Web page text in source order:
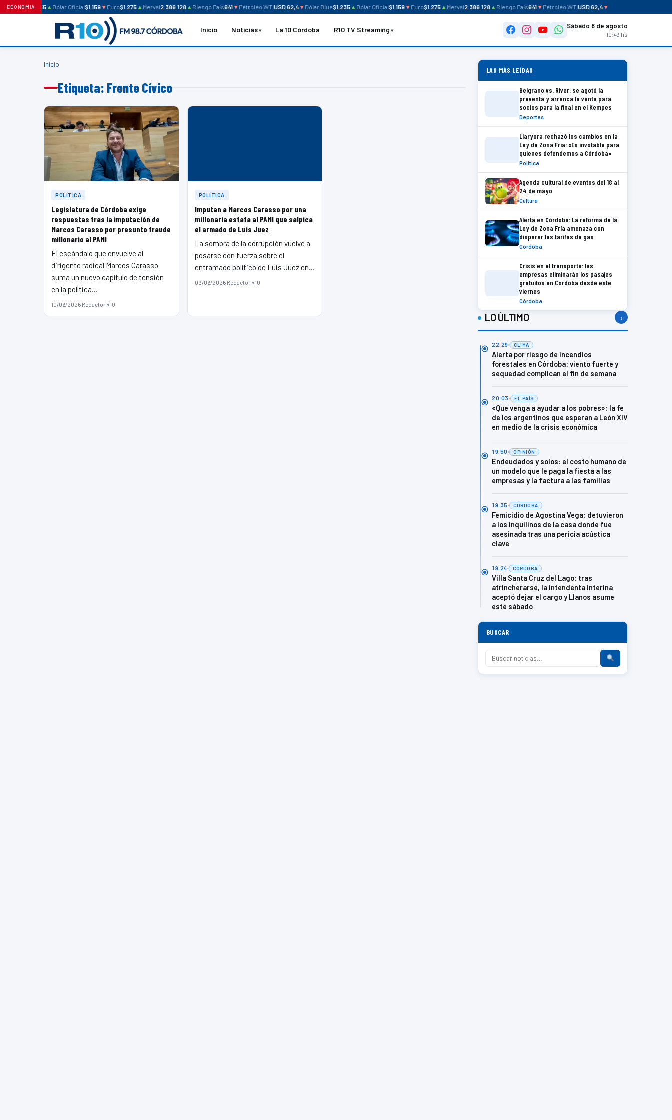
ECONOMÍA
Blue$1.235 ▲ Dólar Oficial$1.159▼Euro$1.275▲ Merval2.386.128▲ Riesgo País641▼Petróleo WTIUSD 62,4▼Dólar Blue$1.235▲ Dólar Oficial$1.159▼Euro$1.275▲ Merval2.386.128▲ Riesgo País641▼Petróleo WTIUSD 62,4▼
Inicio Noticias La 10 Córdoba R10 TV Streaming Sábado 8 de agosto
10:43 hs
Inicio
Etiqueta: Frente Cívico
POLÍTICA
Legislatura de Córdoba exige
respuestas tras la imputación de
Marcos Carasso por presunto fraude
millonario al PAMI
El escándalo que envuelve al
dirigente radical Marcos Carasso
suma un nuevo capítulo de tensión
en la política…
10/06/2026·Redactor R10
POLÍTICA
Imputan a Marcos Carasso por una
millonaria estafa al PAMI que salpica
el armado de Luis Juez
La sombra de la corrupción vuelve a
posarse con fuerza sobre el
entramado político de Luis Juez en…
09/06/2026·Redactor R10
LAS MÁS LEÍDAS
Belgrano vs. River: se agotó la
preventa y arranca la venta para
socios para la final en el Kempes
Deportes
Llaryora rechazó los cambios en la
Ley de Zona Fría: «Es invotable para
quienes defendemos a Córdoba»
Política
Agenda cultural de eventos del 18 al
24 de mayo
Cultura
Alerta en Córdoba: La reforma de la
Ley de Zona Fría amenaza con
disparar las tarifas de gas
Córdoba
Crisis en el transporte: las
empresas eliminarán los pasajes
gratuitos en Córdoba desde este
viernes
Córdoba
LO ÚLTIMO ›
22:29 CLIMA
Alerta por riesgo de incendios
forestales en Córdoba: viento fuerte y
sequedad complican el fin de semana
20:03 EL PAÍS
«Que venga a ayudar a los pobres»: la fe
de los argentinos que esperan a León XIV
en medio de la crisis económica
19:50 OPINIÓN
Endeudados y solos: el costo humano de
un modelo que le paga la fiesta a las
empresas y la factura a las familias
19:35 CÓRDOBA
Femicidio de Agostina Vega: detuvieron
a los inquilinos de la casa donde fue
asesinada tras una pericia acústica
clave
19:24 CÓRDOBA
Villa Santa Cruz del Lago: tras
atrincherarse, la intendenta interina
aceptó dejar el cargo y Llanos asume
este sábado
BUSCAR